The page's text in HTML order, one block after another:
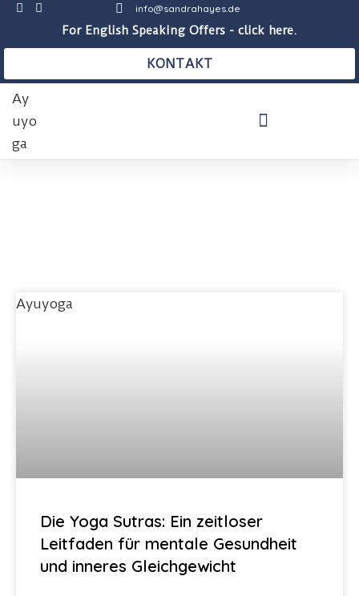
info@sandrahayes.de
For English Speaking Offers - click here.
KONTAKT
Die Yoga Sutras: Ein zeitloser
Leitfaden für mentale Gesundheit
und inneres Gleichgewicht